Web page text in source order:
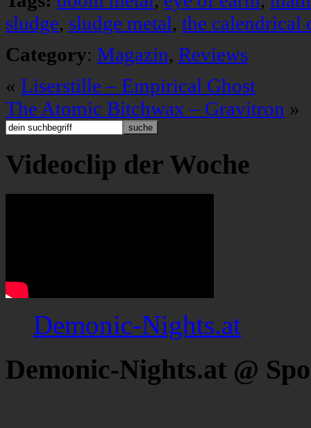
sludge, sludge metal, the calendrical
Category: Magazin, Reviews
« Liserstille – Empirical Ghost
The Atomic Bitchwax – Gravitron »
Videoclip der Woche
Demonic-Nights.at
Demonic-Nights.at @